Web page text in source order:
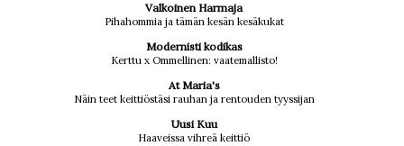
Valkoinen Harmaja
Pihahommia ja tämän kesän kesäkukat
Modernisti kodikas
Kerttu x Ommellinen: vaatemallisto!
At Maria's
Näin teet keittiöstäsi rauhan ja rentouden tyyssijan
Uusi Kuu
Haaveissa vihreä keittiö